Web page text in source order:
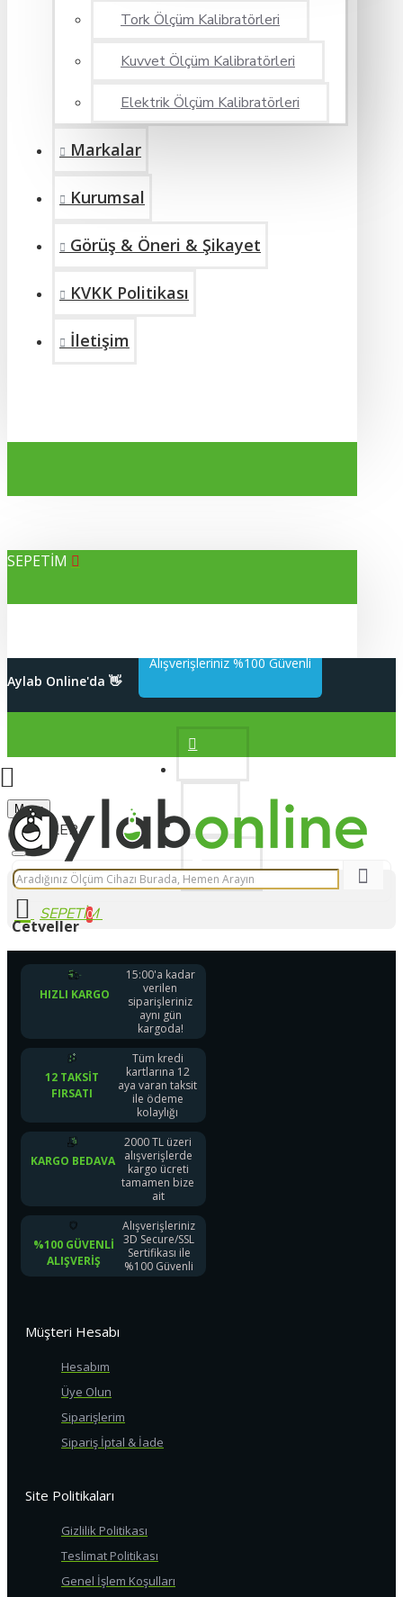
Tork Ölçüm Kalibratörleri
Kuvvet Ölçüm Kalibratörleri
Elektrik Ölçüm Kalibratörleri
Markalar
Kurumsal
Görüş & Öneri & Şikayet
KVKK Politikası
İletişim
SEPETİM
Aylab Online'da 👋
2000 TL Üzeri Kargo Bedava
Üye Ol
Bize Yazın
Menu
0 ürün - 0,00 TL
0
Cetveller
HIZLI KARGO
15:00'a kadar
verilen
siparişleriniz
aynı gün
kargoda!
12 TAKSIT
FIRSATI
Tüm kredi
kartlarına 12
aya varan taksit
ile ödeme
kolaylığı
KARGO BEDAVA
2000 TL üzeri
alışverişlerde
kargo ücreti
tamamen bize
ait
%100 GÜVENLI
ALIŞVERIŞ
Alışverişleriniz
3D Secure/SSL
Sertifikası ile
%100 Güvenli
Müşteri Hesabı
Hesabım
Üye Olun
Siparişlerim
Sipariş İptal & İade
Site Politikaları
Gizlilik Politikası
Teslimat Politikası
Genel İşlem Koşulları